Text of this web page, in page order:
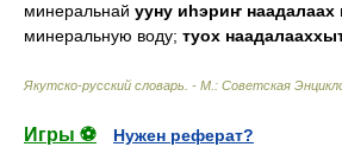
минеральнай ууну иһэриҥ наадалаах
минеральную воду; туох
Якутско-русский словарь. - М.: Советская
Игры ⚽
Нужен реферат?